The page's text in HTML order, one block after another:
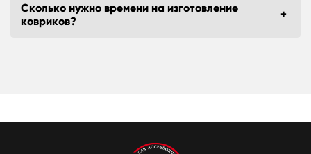
Сколько нужно времени на изготовление
ковриков?